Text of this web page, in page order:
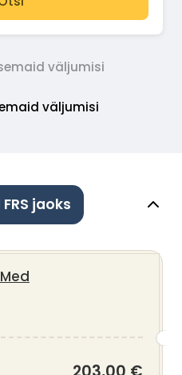
väljumisi
väljumisi
jaoks